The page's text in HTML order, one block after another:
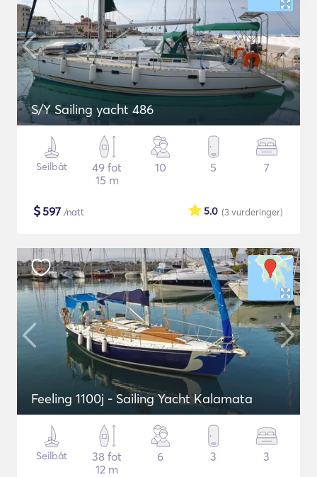
S/Y Sailing yacht 486
Seilbåt
49 fot
15 m
10 5 7
$597 /natt (3vurderinger)
5.0
Feeling 1100j - Sailing Yacht Kalamata
Seilbåt
38 fot
12 m
6 3 3